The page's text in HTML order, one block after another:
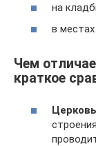
на
в
Чем
краткое